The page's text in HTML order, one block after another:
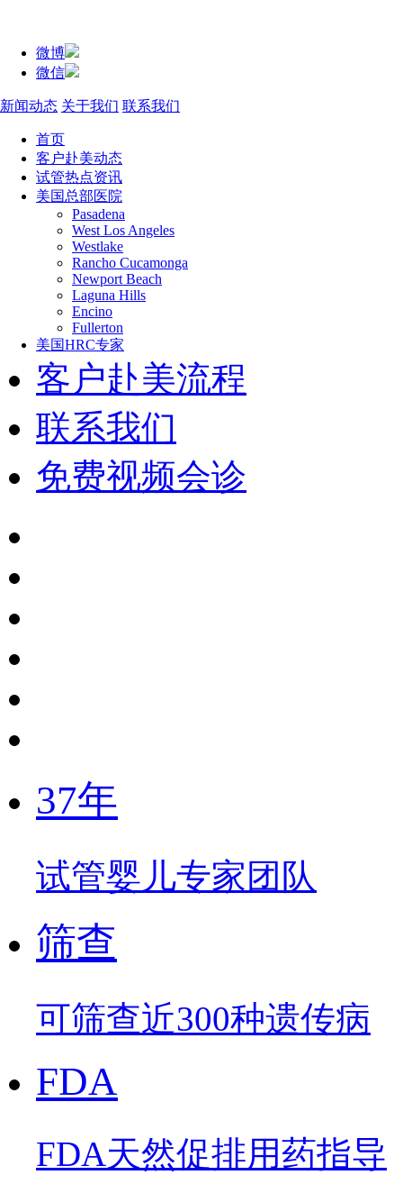
微博
微信
新闻动态 关于我们 联系我们
首页
客户赴美动态
试管热点资讯
美国总部医院
Pasadena
West Los Angeles
Westlake
Rancho Cucamonga
Newport Beach
Laguna Hills
Encino
Fullerton
美国HRC专家
客户赴美流程
联系我们
免费视频会诊
37年
试管婴儿专家团队
筛查
可筛查近300种遗传病
FDA
FDA天然促排用药指导